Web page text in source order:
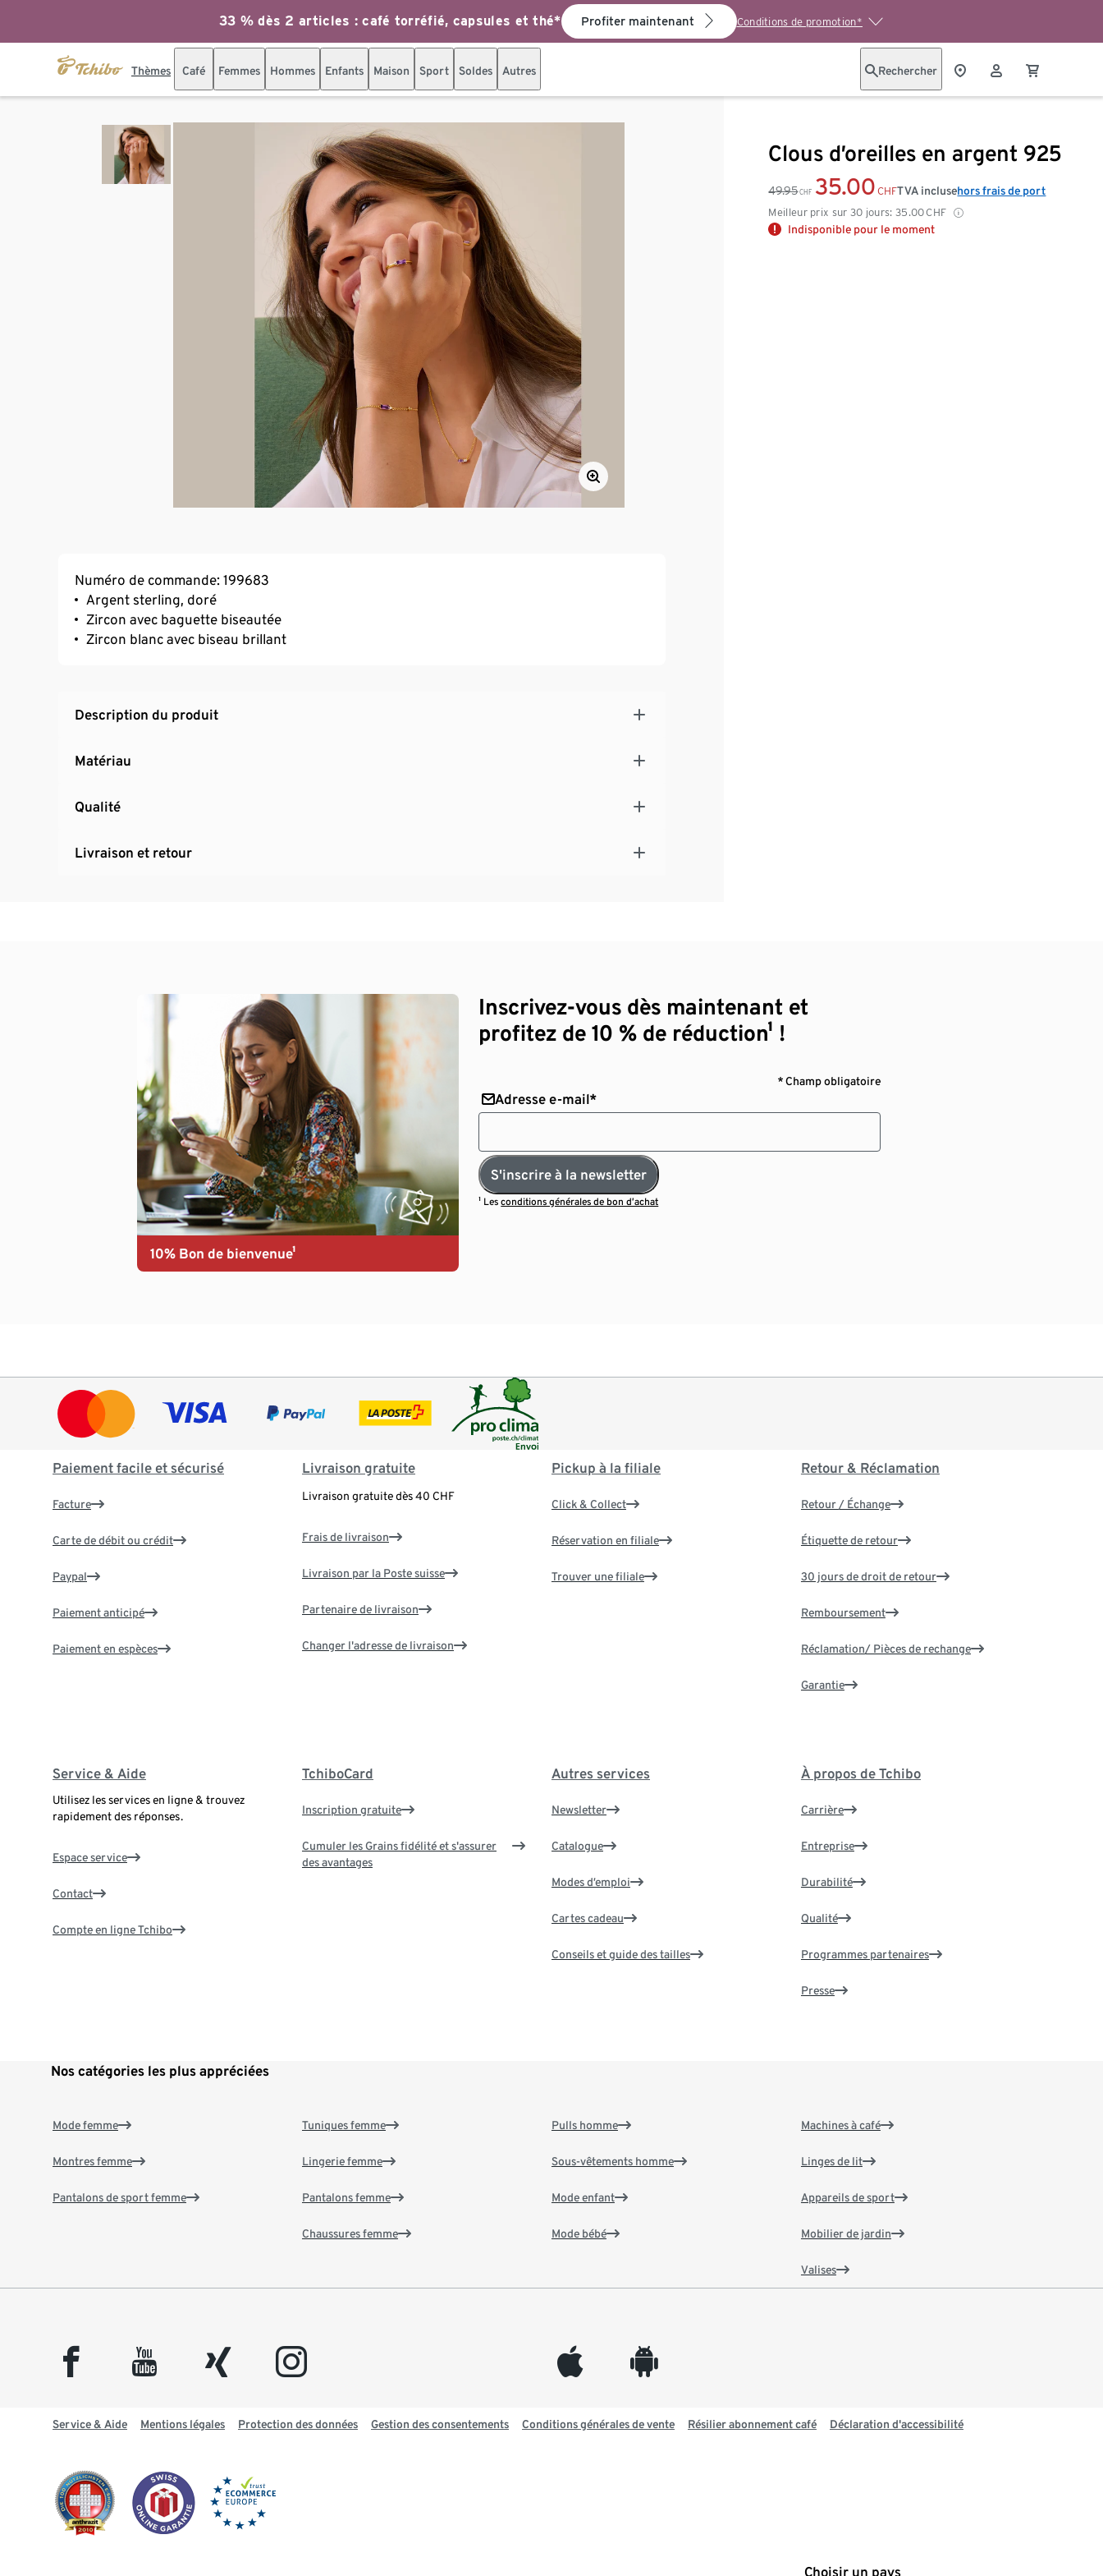
33 % dès 2 articles : café torréfié, capsules et thé* Profiter maintenant Conditions de promotion*
Thèmes Café Femmes Hommes Enfants Maison Sport Soldes Autres Rechercher
Clous d’oreilles en argent 925
49.95 CHF 35.00 CHF
Meilleur prix sur 30 jours: 35.00CHF
TVA inclusehors frais de port
Indisponible pour le moment
Numéro de commande: 199683
Argent sterling, doré
Zircon avec baguette biseautée
Zircon blanc avec biseau brillant
Description du produit
Matériau
Qualité
Livraison et retour
10% Bon de bienvenue¹
Inscrivez-vous dès maintenant et
profitez de 10 % de réduction¹ !
* Champ obligatoire
Adresse e-mail*
S'inscrire à la newsletter
¹ Lesconditions générales de bon d’achat
Paiement facile et sécurisé
Facture
Carte de débit ou crédit
Paypal
Paiement anticipé
Paiement en espèces
Livraison gratuite
Livraison gratuite dès 40 CHF
Frais de livraison
Livraison par la Poste suisse
Partenaire de livraison
Changer l'adresse de livraison
Pickup à la filiale
Click & Collect
Réservation en filiale
Trouver une filiale
Retour & Réclamation
Retour / Échange
Étiquette de retour
30 jours de droit de retour
Remboursement
Réclamation/ Pièces de rechange
Garantie
Service & Aide
Utilisez les services en ligne & trouvez
rapidement des réponses.
Espace service
Contact
Compte en ligne Tchibo
TchiboCard
Inscription gratuite
Cumuler les Grains fidélité et s'assurer
des avantages
Autres services
Newsletter
Catalogue
Modes d’emploi
Cartes cadeau
Conseils et guide des tailles
À propos de Tchibo
Carrière
Entreprise
Durabilité
Qualité
Programmes partenaires
Presse
Nos catégories les plus appréciées
Mode femme
Montres femme
Pantalons de sport femme
Tuniques femme
Lingerie femme
Pantalons femme
Chaussures femme
Pulls homme
Sous-vêtements homme
Mode enfant
Mode bébé
Machines à café
Linges de lit
Appareils de sport
Mobilier de jardin
Valises
facebook youtube xing instagram appleinc android
Service & Aide Mentions légales Protection des données Gestion des consentements Conditions générales de vente Résilier abonnement café Déclaration d'accessibilité
Choisir un pays